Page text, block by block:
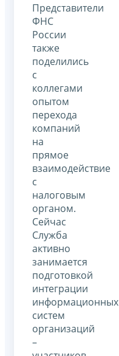
Представители
ФНС
России
также
поделились
с
коллегами
опытом
перехода
компаний
на
прямое
взаимодействие
с
налоговым
органом.
Сейчас
Служба
активно
занимается
подготовкой
интеграции
информационных
систем
организаций
–